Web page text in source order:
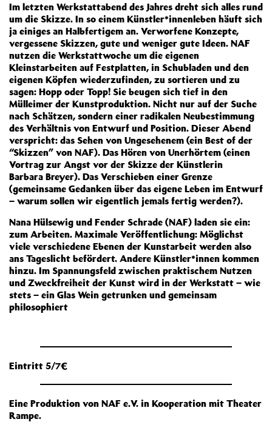
Im letzten Werkstattabend des Jahres dreht sich alles rund
um die Skizze. In so einem Künstler*innenleben häuft sich
ja einiges an Halbfertigem an. Verworfene Konzepte,
vergessene Skizzen, gute und weniger gute Ideen. NAF
nutzen die Werkstattwoche um die eigenen
Kleinstarbeiten auf Festplatten, in Schubladen und den
eigenen Köpfen wiederzufinden, zu sortieren und zu
sagen: Hopp oder Topp! Sie beugen sich tief in den
Mülleimer der Kunstproduktion. Nicht nur auf der Suche
nach Schätzen, sondern einer radikalen Neubestimmung
des Verhältnis von Entwurf und Position. Dieser Abend
verspricht: das Sehen von Ungesehenem (ein Best of der
“Skizzen” von NAF). Das Hören von Unerhörtem (einen
Vortrag zur Angst vor der Skizze der Künstlerin
Barbara Breyer). Das Verschieben einer Grenze
(gemeinsame Gedanken über das eigene Leben im Entwurf
– warum sollen wir eigentlich jemals fertig werden?).
Nana Hülsewig und Fender Schrade (NAF) laden sie ein:
zum Arbeiten. Maximale Veröffentlichung: Möglichst
viele verschiedene Ebenen der Kunstarbeit werden also
ans Tageslicht befördert. Andere Künstler*innen kommen
hinzu. Im Spannungsfeld zwischen praktischem Nutzen
und Zweckfreiheit der Kunst wird in der Werkstatt – wie
stets – ein Glas Wein getrunken und gemeinsam
philosophiert
Eintritt 5/7€
Eine Produktion von NAF e.V. in Kooperation mit Theater
Rampe.